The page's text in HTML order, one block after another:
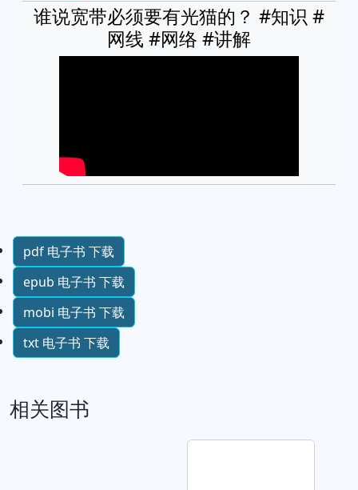
谁说宽带必须要有光猫的？ #知识 #
网线 #网络 #讲解
pdf 电子书 下载
epub 电子书 下载
mobi 电子书 下载
txt 电子书 下载
相关图书